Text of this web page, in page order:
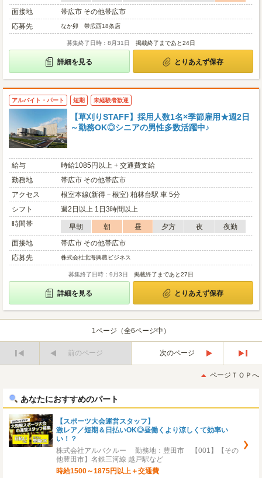
面接地
帯広市 その他帯広市
応募先
なか卯 帯広西18条店
募集終了日時：8月31日 掲載終了まであと24日
詳細を見る とりあえず保存
アルバイト・パート 短期 未経験者歓迎
【草刈りSTAFF】採用人数1名×季節雇用★週2日
～勤務OK◎シニアの男性多数活躍中♪
給与
時給1085円以上 + 交通費支給
勤務地
帯広市 その他帯広市
アクセス
根室本線(新得－根室) 柏林台駅 車 5分
シフト
週2日以上 1日3時間以上
時間帯
早朝 朝 昼 夕方 夜
夜勤
面接地
帯広市 その他帯広市
応募先
株式会社北海興農ビジネス
募集終了日時：9月3日 掲載終了まであと27日
詳細を見る とりあえず保存
1ページ（全6ページ中）
前のページ
次のページ
後
ページＴＯＰへ
あなたにおすすめのパート
【スポーツ大会運営スタッフ】
激レア／短期＆日払いOK◎昼働くより涼しくて効率い
い！？
株式会社アルバクルー 勤務地：豊田市 【001】【その
他豊田市】名鉄三河線 越戸駅など
時給1500～1875円以上＋交通費